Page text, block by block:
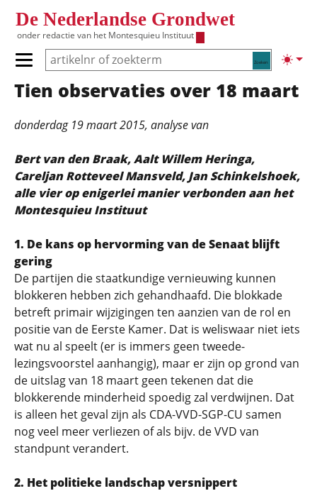
De Nederlandse Grondwet
onder redactie van het Montesquieu Instituut
Zoeken
Primair menu tonen/verbergen
Hoofdnavigatie
Tien observaties over 18 maart
donderdag 19 maart 2015, analyse van
Bert van den Braak, Aalt Willem Heringa,
Careljan Rotteveel Mansveld, Jan Schinkelshoek,
alle vier op enigerlei manier verbonden aan het
Montesquieu Instituut
1. De kans op hervorming van de Senaat blijft
gering
De partijen die staatkundige vernieuwing kunnen
blokkeren hebben zich gehandhaafd. Die blokkade
betreft primair wijzigingen ten aanzien van de rol en
positie van de Eerste Kamer. Dat is weliswaar niet iets
wat nu al speelt (er is immers geen tweede-
lezingsvoorstel aanhangig), maar er zijn op grond van
de uitslag van 18 maart geen tekenen dat die
blokkerende minderheid spoedig zal verdwijnen. Dat
is alleen het geval zijn als CDA-VVD-SGP-CU samen
nog veel meer verliezen of als bijv. de VVD van
standpunt verandert.
2. Het politieke landschap versnippert